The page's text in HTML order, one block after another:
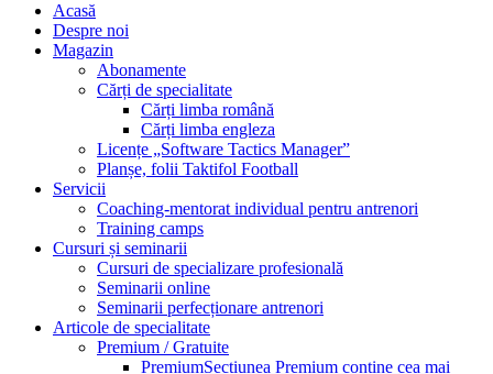
Acasă
Despre noi
Magazin
Abonamente
Cărți de specialitate
Cărți limba română
Cărți limba engleza
Licențe „Software Tactics Manager”
Planșe, folii Taktifol Football
Servicii
Coaching-mentorat individual pentru antrenori
Training camps
Cursuri și seminarii
Cursuri de specializare profesională
Seminarii online
Seminarii perfecționare antrenori
Articole de specialitate
Premium / Gratuite
PremiumSecțiunea Premium conține cea mai